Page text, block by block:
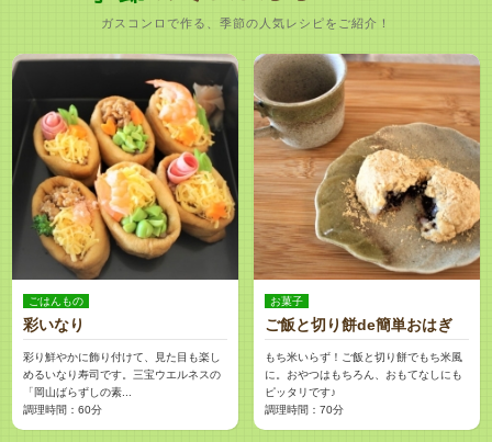
ガスコンロで作る、季節の人気レシピをご紹介！
ごはんもの
彩いなり
彩り鮮やかに飾り付けて、見た目も楽し
めるいなり寿司です。三宝ウエルネスの
「岡山ばらずしの素...
調理時間：60分
お菓子
ご飯と切り餅de簡単おはぎ
もち米いらず！ご飯と切り餅でもち米風
に。おやつはもちろん、おもてなしにも
ピッタリです♪
調理時間：70分